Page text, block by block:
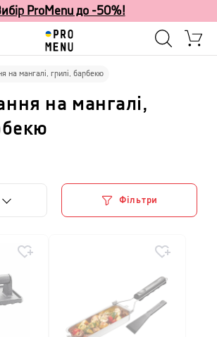
ProMenu до -50%!
на мангалі, грилі, барбекю
на мангалі,
Фільтри